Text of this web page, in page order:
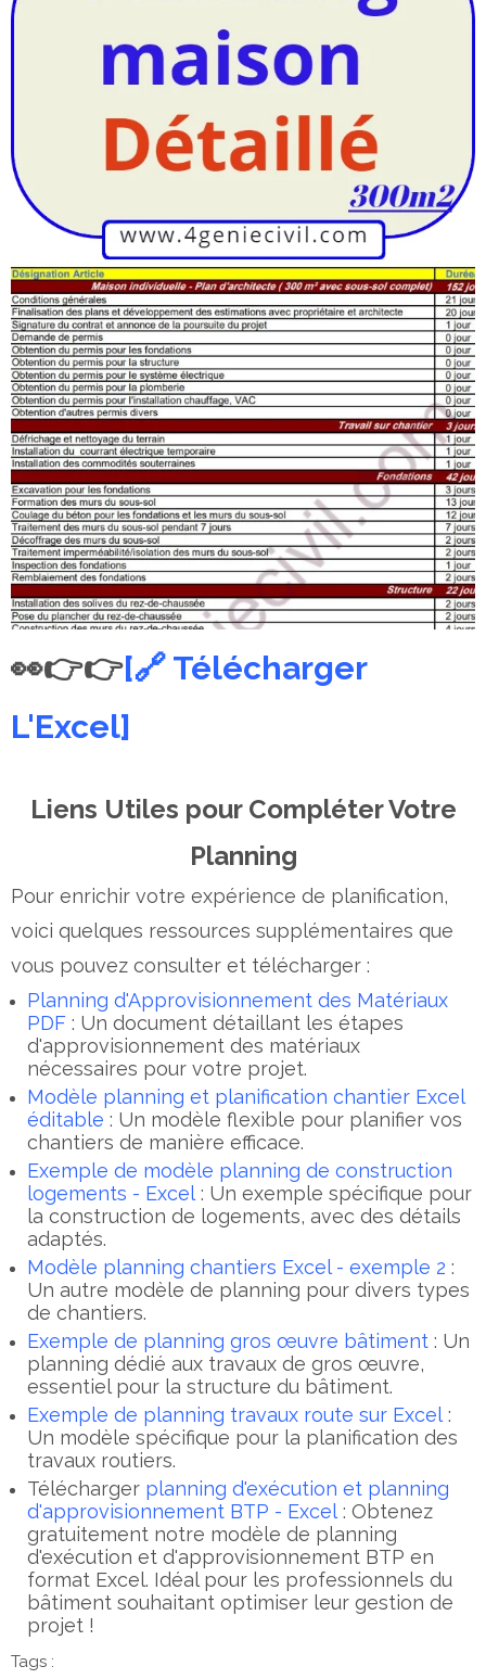
👀👉👉[🔗 Télécharger
L'Excel]
Liens Utiles pour Compléter Votre
Planning
Pour enrichir votre expérience de planification,
voici quelques ressources supplémentaires que
vous pouvez consulter et télécharger :
Planning d'Approvisionnement des Matériaux
PDF : Un document détaillant les étapes
d'approvisionnement des matériaux
nécessaires pour votre projet.
Modèle planning et planification chantier Excel
éditable : Un modèle flexible pour planifier vos
chantiers de manière efficace.
Exemple de modèle planning de construction
logements - Excel : Un exemple spécifique pour
la construction de logements, avec des détails
adaptés.
Modèle planning chantiers Excel - exemple 2 :
Un autre modèle de planning pour divers types
de chantiers.
Exemple de planning gros œuvre bâtiment : Un
planning dédié aux travaux de gros œuvre,
essentiel pour la structure du bâtiment.
Exemple de planning travaux route sur Excel :
Un modèle spécifique pour la planification des
travaux routiers.
Télécharger planning d'exécution et planning
d'approvisionnement BTP - Excel : Obtenez
gratuitement notre modèle de planning
d'exécution et d'approvisionnement BTP en
format Excel. Idéal pour les professionnels du
bâtiment souhaitant optimiser leur gestion de
projet !
Tags :